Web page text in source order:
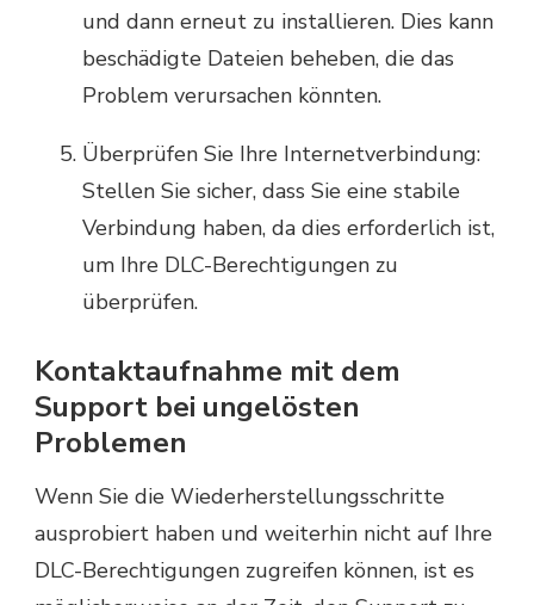
und dann erneut zu installieren. Dies kann
beschädigte Dateien beheben, die das
Problem verursachen könnten.
Überprüfen Sie Ihre Internetverbindung:
Stellen Sie sicher, dass Sie eine stabile
Verbindung haben, da dies erforderlich ist,
um Ihre DLC-Berechtigungen zu
überprüfen.
Kontaktaufnahme mit dem
Support bei ungelösten
Problemen
Wenn Sie die Wiederherstellungsschritte
ausprobiert haben und weiterhin nicht auf Ihre
DLC-Berechtigungen zugreifen können, ist es